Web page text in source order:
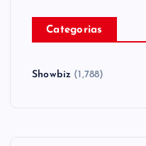
Categorias
Showbiz (1,788)